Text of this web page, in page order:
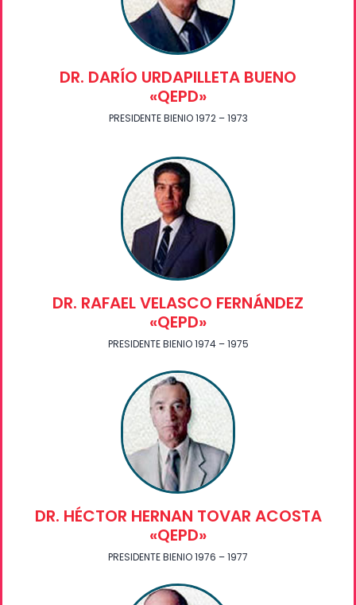
DR. DARÍO URDAPILLETA BUENO
«QEPD»
PRESIDENTE BIENIO 1972 – 1973
DR. RAFAEL VELASCO FERNÁNDEZ
«QEPD»
PRESIDENTE BIENIO 1974 – 1975
DR. HÉCTOR HERNAN TOVAR ACOSTA
«QEPD»
PRESIDENTE BIENIO 1976 – 1977